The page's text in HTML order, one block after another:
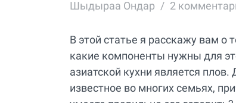
Шыдыраа Ондар 2
В этой статье я расскажу вам о
какие компоненты нужны для
азиатской кухни является
известное во многих семьях,